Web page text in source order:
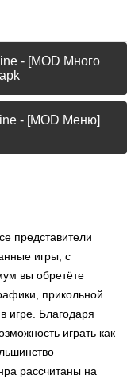
- [MOD Много
- [MOD Меню]
представители
игры, с
вы обретёте
прикольной
игре. Благодаря
играть как
рассчитаны на